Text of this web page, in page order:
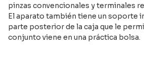
pinzas convencionales y terminales
El aparato también tiene un soporte
parte posterior de la caja que le
conjunto viene en una práctica bolsa.